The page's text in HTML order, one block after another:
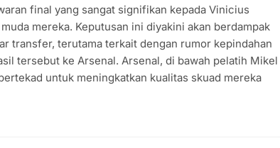
final yang sangat signifikan kepada Vinicius
mereka. Keputusan ini diyakini akan berdampak
transfer, terutama terkait dengan rumor kepindahan
tersebut ke Arsenal. Arsenal, di bawah pelatih Mikel
untuk meningkatkan kualitas skuad mereka